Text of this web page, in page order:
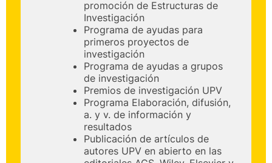
promoción de Estructuras de
Investigación
Programa de ayudas para
primeros proyectos de
investigación
Programa de ayudas a grupos
de investigación
Premios de investigación UPV
Programa Elaboración, difusión,
a. y v. de información y
resultados
Publicación de artículos de
autores UPV en abierto en las